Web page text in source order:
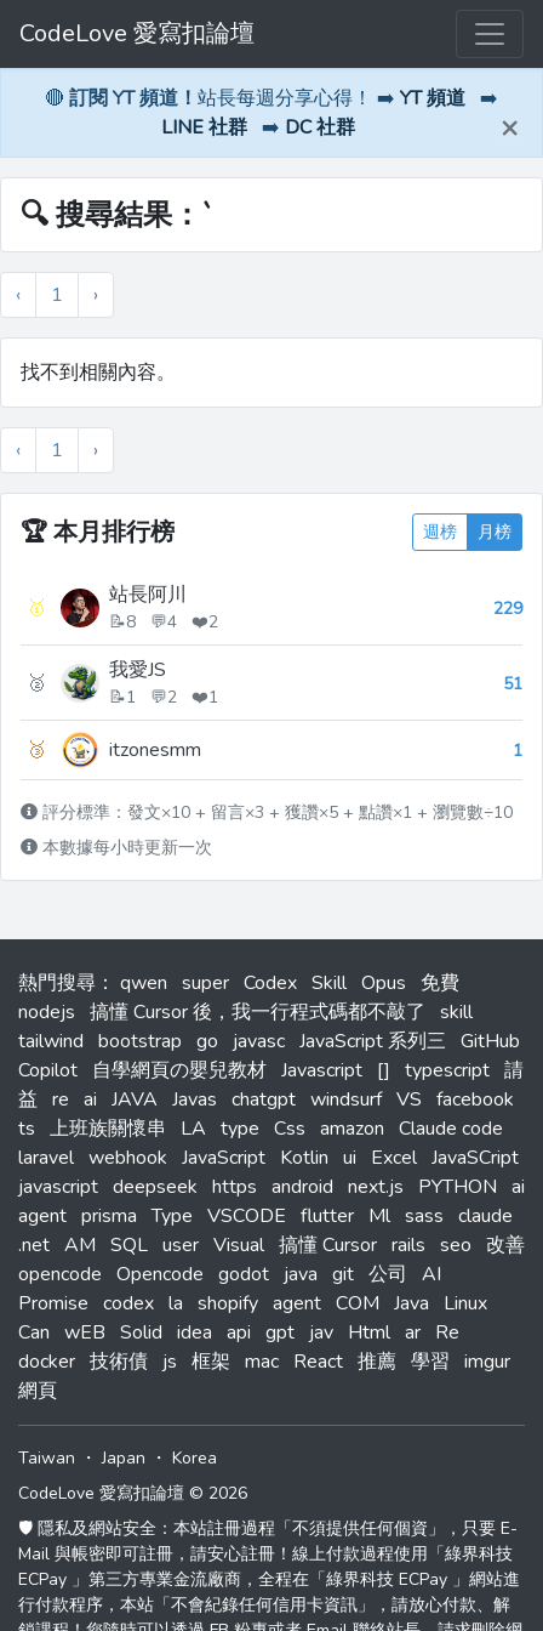
CodeLove 愛寫扣論壇
🔴 訂閱 YT 頻道！ 站長每週分享心得！ ➡️ YT 頻道 ➡️
LINE 社群 ➡️ DC 社群 ×
🔍 搜尋結果：`
‹ 1 ›
找不到相關內容。
‹ 1 ›
🏆本月排行榜 週榜 月榜
🥇 站長阿川
📝8 💬4 ❤️2
229
🥈 我愛JS
📝1 💬2 ❤️1
51
🥉 itzonesmm 1
評分標準：發文×10 + 留言×3 + 獲讚×5 + 點讚×1 + 瀏覽數÷10
本數據每小時更新一次
熱門搜尋 ： qwen super Codex Skill Opus
免費
nodejs 搞懂 Cursor 後，我一行程式碼都不敲了
skill
tailwind bootstrap go javasc JavaScript 系列三 GitHub
Copilot
自學網頁の嬰兒教材 Javascript [] typescript 請
益 re ai JAVA Javas chatgpt windsurf VS facebook
ts 上班族關懷串 LA type Css amazon Claude code
laravel webhook JavaScript Kotlin ui Excel JavaSCript
javascript deepseek https android next.js PYTHON ai
agent prisma Type VSCODE flutter Ml sass claude
.net AM SQL user Visual 搞懂 Cursor rails seo 改善
opencode Opencode godot java git 公司
AI
Promise codex la shopify agent COM Java
Linux
Can wEB Solid idea api gpt jav Html ar Re
docker 技術債 js 框架 mac React 推薦 學習 imgur
網頁
Taiwan ・Japan ・ Korea
CodeLove 愛寫扣論壇 © 2026
🛡️ 隱私及網站安全：本站註冊過程「不須提供任何個資」，只要 E-
Mail 與帳密即可註冊，請安心註冊！線上付款過程使用「綠界科技
ECPay 」第三方專業金流廠商，全程在「綠界科技 ECPay 」網站進
行付款程序，本站「不會紀錄任何信用卡資訊」，請放心付款、解